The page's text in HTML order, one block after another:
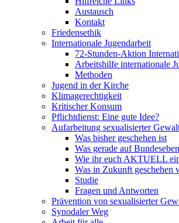
Austausch
Kontakt
Friedensethik
Internationale Jugendarbeit
72-Stunden-Aktion
Arbeitshilfe internationale
Methoden
Jugend in der Kirche
Klimagerechtigkeit
Kritischer Konsum
Pflichtdienst: Eine gute Idee?
Aufarbeitung sexualisierter
Was bisher geschehen ist
Was gerade auf
Wie ihr euch AKTUELL
Was in Zukunft geschehen
Studie
Fragen und Antworten
Prävention von sexualisierter
Synodaler Weg